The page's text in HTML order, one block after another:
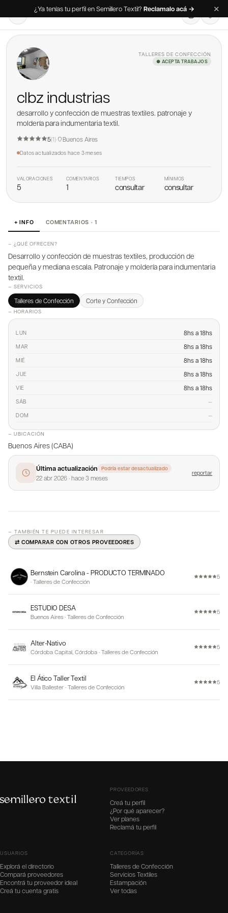
¿Ya tenías tu perfil en Semillero Textil? Reclamalo acá → ✕
TALLERES DE CONFECCIÓN
● ACEPTA TRABAJOS
clbz industrias
desarrollo y confección de muestras textiles. patronaje y
moldería para indumentaria textil.
5(1)· Buenos Aires
Datos actualizados hace 3 meses
VALORACIONES
5
COMENTARIOS
1
TIEMPOS
consultar
MÍNIMOS
consultar
+ INFO COMENTARIOS · 1
— ¿QUÉ OFRECEN?
Desarrollo y confección de muestras textiles, producción de
pequeña y mediana escala. Patronaje y moldería para indumentaria
textil.
— SERVICIOS
Talleres de Confección Corte y Confección
— HORARIOS
LUN 8hs a 18hs
MAR 8hs a 18hs
MIÉ 8hs a 18hs
JUE 8hs a 18hs
VIE 8hs a 18hs
SÁB —
DOM —
— UBICACIÓN
Buenos Aires (CABA)
Última actualización Podría estar desactualizado
22 abr 2026·hace 3 meses
reportar
— TAMBIÉN TE PUEDE INTERESAR
⇄ COMPARAR CON OTROS PROVEEDORES
Bernstein Carolina - PRODUCTO TERMINADO
· Talleres de Confección
5
ESTUDIO DESA
Buenos Aires · Talleres de Confección
5
Alter-Nativo
Córdoba Capital, Córdoba · Talleres de Confección
5
El Ático Taller Textil
Villa Ballester · Talleres de Confección
5
PROVEEDORES
Creá tu perfil
¿Por qué aparecer?
Ver planes
Reclamá tu perfil
USUARIOS
Explorá el directorio
Compará proveedores
Encontrá tu proveedor ideal
Creá tu cuenta gratis
CATEGORÍAS
Talleres de Confección
Servicios Textiles
Estampación
Ver todas